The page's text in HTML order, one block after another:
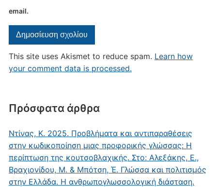
Πρόσφατα άρθρα
Ντίνας, Κ. 2025. Προβλήματα και αντιπαραθέσεις
στην κωδικοποίηση μιας προφορικής γλώσσας: Η
περίπτωση της κουτσοβλαχικής. Στο: Αλεξάκης, Ε.,
Βραχιονίδου, Μ. & Μπότση, Έ. Γλώσσα και πολιτισμός
στην Ελλάδα. Η ανθρωπογλωσσολογική διάσταση.
email.
This site uses Akismet to reduce spam. Learn how
your comment data is processed.